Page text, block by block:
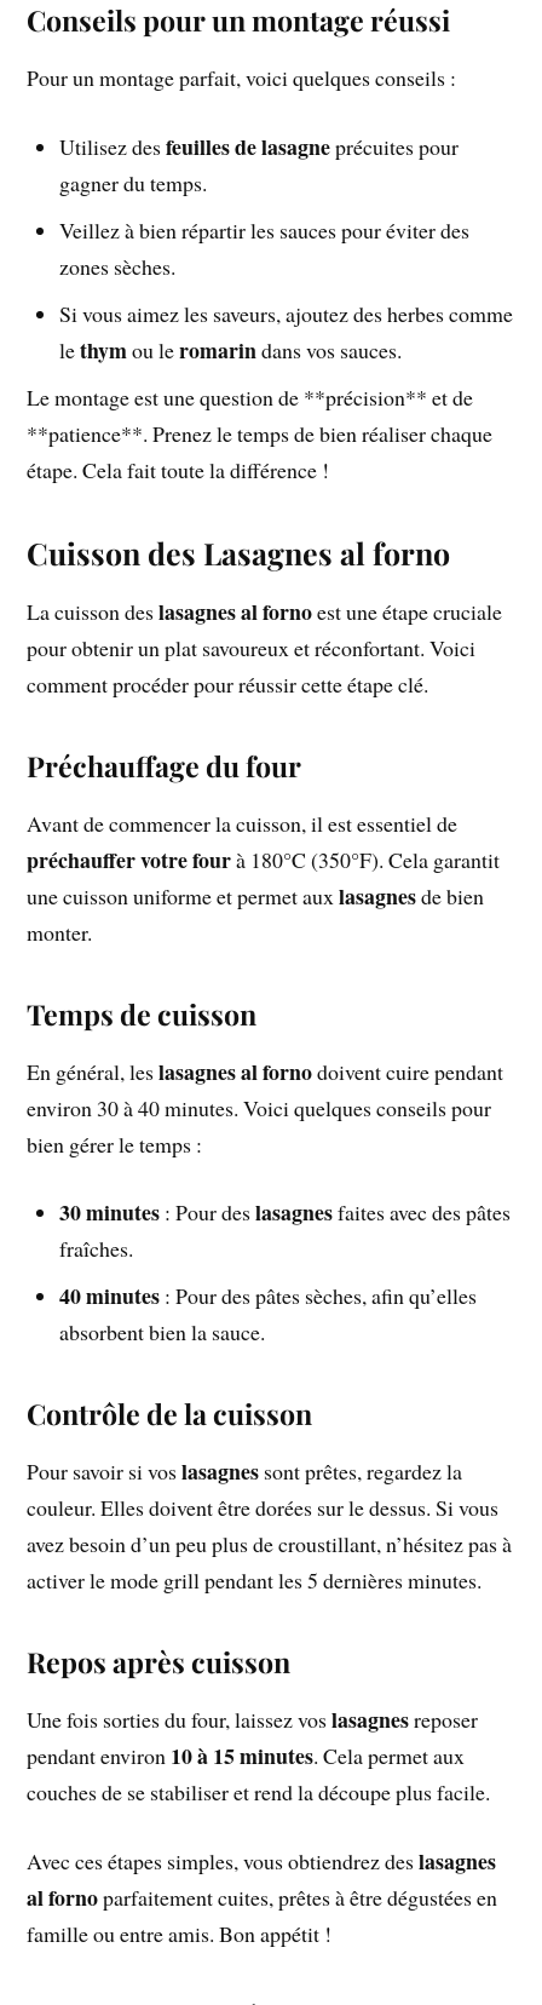
Conseils pour un montage réussi
Pour un montage parfait, voici quelques conseils :
Utilisez desfeuilles de lasagneprécuites pour
gagner du temps.
Veillez à bien répartir les sauces pour éviter des
zones sèches.
Si vous aimez les saveurs, ajoutez des herbes comme
lethymou leromarindans vos sauces.
Le montage est une question de **précision** et de
**patience**. Prenez le temps de bien réaliser chaque
étape. Cela fait toute la différence !
Cuisson des Lasagnes al forno
La cuisson deslasagnes al fornoest une étape cruciale
pour obtenir un plat savoureux et réconfortant. Voici
comment procéder pour réussir cette étape clé.
Préchauffage du four
Avant de commencer la cuisson, il est essentiel de
préchauffer votre fourà 180°C (350°F). Cela garantit
une cuisson uniforme et permet auxlasagnesde bien
monter.
Temps de cuisson
En général, leslasagnes al fornodoivent cuire pendant
environ 30 à 40 minutes. Voici quelques conseils pour
bien gérer le temps :
30 minutes : Pour deslasagnesfaites avec des pâtes
fraîches.
40 minutes : Pour des pâtes sèches, afin qu’elles
absorbent bien la sauce.
Contrôle de la cuisson
Pour savoir si voslasagnes sont prêtes, regardez la
couleur. Elles doivent être dorées sur le dessus. Si vous
avez besoin d’un peu plus de croustillant, n’hésitez pas à
activer le mode grill pendant les 5 dernières minutes.
Repos après cuisson
Une fois sorties du four, laissez voslasagnesreposer
pendant environ 10 à 15 minutes. Cela permet aux
couches de se stabiliser et rend la découpe plus facile.
Avec ces étapes simples, vous obtiendrez deslasagnes
al fornoparfaitement cuites, prêtes à être dégustées en
famille ou entre amis. Bon appétit !